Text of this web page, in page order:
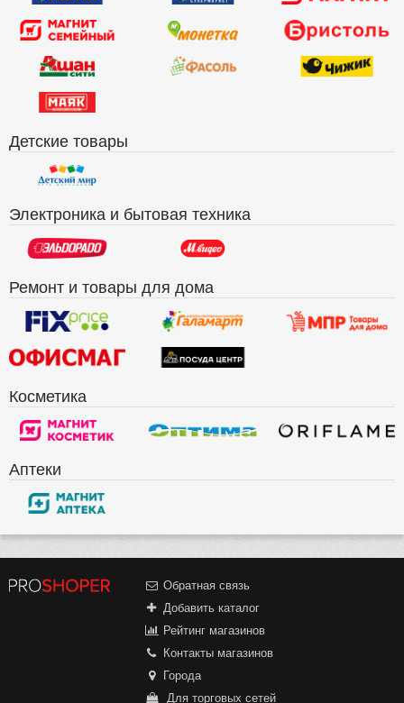
Детские товары
Электроника и бытовая техника
Ремонт и товары для дома
Косметика
Аптеки
Обратная связь
Добавить каталог
Рейтинг магазинов
Контакты магазинов
Города
Для торговых сетей